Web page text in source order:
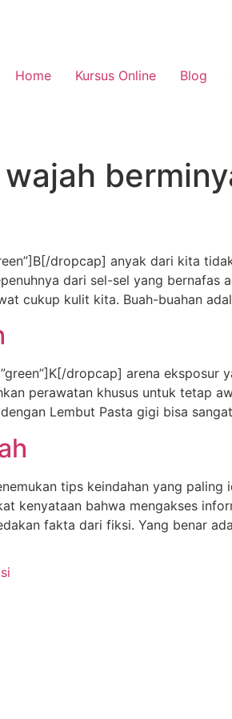
Home
Kursus Online Blog
dropcap] anyak dari kita
dari sel-sel yang
cukup kulit kita. Buah-buahan
dropcap] arena eksposur
perawatan khusus untuk tetap
Lembut Pasta gigi bisa
tips keindahan yang
kenyataan bahwa mengakses
fakta dari fiksi. Yang benar